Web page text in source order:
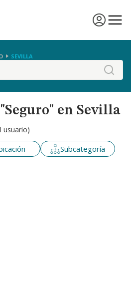
SEVILLA
en Sevilla
usuario)
Subcategoría